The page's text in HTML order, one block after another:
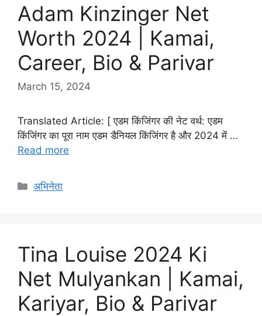
Adam Kinzinger Net
Worth 2024 | Kamai,
Career, Bio & Parivar
March 15, 2024
Translated Article: [ एडम किंजिंगर की नेट वर्थ: एडम
किंजिंगर का पूरा नाम एडम डैनियल किंजिंगर है और 2024 में …
Read more
Categories
अभिनेता
Tina Louise 2024 Ki
Net Mulyankan | Kamai,
Kariyar, Bio & Parivar